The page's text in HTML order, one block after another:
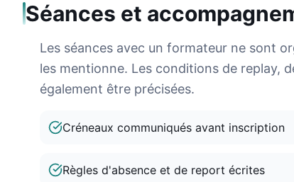
Séances et
Les séances avec un formateur ne sont
les mentionne. Les conditions de replay,
également être précisées.
Créneaux communiqués avant inscription
Règles d'absence et de report écrites